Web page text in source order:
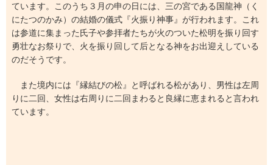
ています。このうち３月の申の日には、三の宮である国龍神（く
にたつのかみ）の結婚の儀式『火振り神事』が行われます。これ
は参道に集まった氏子や参拝者たちが火のついた松明を振り回す
勇壮なお祭りで、火を振り回して后となる神をお出迎えしている
のだそうです。
また境内には『縁結びの松』と呼ばれる松があり、男性は左周
りに二回、女性は右周りに二回まわると良縁に恵まれると言われ
ています。